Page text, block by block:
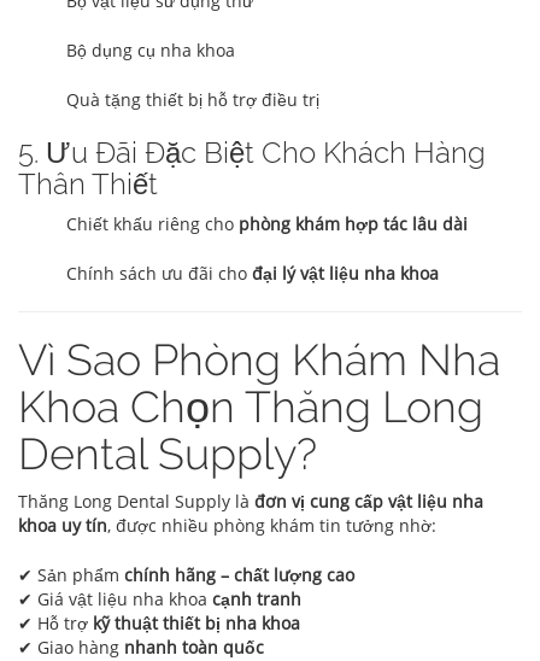
Bộ dụng cụ nha khoa
Quà tặng thiết bị hỗ trợ điều trị
5. Ưu Đãi Đặc Biệt Cho Khách Hàng
Thân Thiết
Chiết khấu riêng cho phòng khám hợp tác lâu dài
Chính sách ưu đãi cho đại lý vật liệu nha khoa
Vì Sao Phòng Khám Nha
Khoa Chọn Thăng Long
Dental Supply?
Thăng Long Dental Supply là đơn vị cung cấp vật liệu nha
khoa uy tín, được nhiều phòng khám tin tưởng nhờ:
✔ Sản phẩm chính hãng – chất lượng cao
✔ Giá vật liệu nha khoa cạnh tranh
✔ Hỗ trợ kỹ thuật thiết bị nha khoa
✔ Giao hàng nhanh toàn quốc